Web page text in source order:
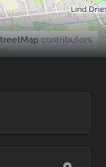
contributors